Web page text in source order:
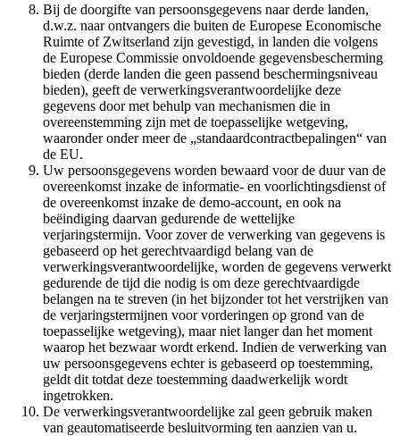
Bij de doorgifte van persoonsgegevens naar derde landen,
d.w.z. naar ontvangers die buiten de Europese Economische
Ruimte of Zwitserland zijn gevestigd, in landen die volgens
de Europese Commissie onvoldoende gegevensbescherming
bieden (derde landen die geen passend beschermingsniveau
bieden), geeft de verwerkingsverantwoordelijke deze
gegevens door met behulp van mechanismen die in
overeenstemming zijn met de toepasselijke wetgeving,
waaronder onder meer de „standaardcontractbepalingen“ van
de EU.
Uw persoonsgegevens worden bewaard voor de duur van de
overeenkomst inzake de informatie- en voorlichtingsdienst of
de overeenkomst inzake de demo-account, en ook na
beëindiging daarvan gedurende de wettelijke
verjaringstermijn. Voor zover de verwerking van gegevens is
gebaseerd op het gerechtvaardigd belang van de
verwerkingsverantwoordelijke, worden de gegevens verwerkt
gedurende de tijd die nodig is om deze gerechtvaardigde
belangen na te streven (in het bijzonder tot het verstrijken van
de verjaringstermijnen voor vorderingen op grond van de
toepasselijke wetgeving), maar niet langer dan het moment
waarop het bezwaar wordt erkend. Indien de verwerking van
uw persoonsgegevens echter is gebaseerd op toestemming,
geldt dit totdat deze toestemming daadwerkelijk wordt
ingetrokken.
De verwerkingsverantwoordelijke zal geen gebruik maken
van geautomatiseerde besluitvorming ten aanzien van u.